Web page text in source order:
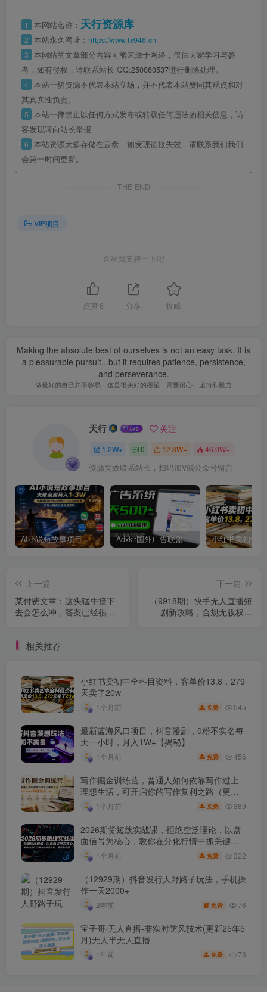
1 本网站名称： 天行资源库
2 本站永久网址： https:/www.tx946.cn
3 本网站的文章部分内容可能来源于网络，仅供大家学习与参
考，如有侵权，请联系站长 QQ:250060537进行删除处理。
4 本站一切资源不代表本站立场，并不代表本站赞同其观点和对
其真实性负责。
5 本站一律禁止以任何方式发布或转载任何违法的相关信息，访
客发现请向站长举报
6 本站资源大多存储在云盘，如发现链接失效，请联系我们我们
会第一时间更新。
THE END
VIP项目
喜欢就支持一下吧
点赞 6 分享 收藏
Making the absolute best of ourselves is not an easy task. It is
a pleasurable pursuit...but it requires patience, persistence,
and perseverance.
做最好的自己并不容易，这是很美好的愿望，需要耐心、坚持和毅力
天行 关注
1.2W+ 0 12.3W+ 46.9W+
资源失效联系站长，扫码加V或公众号留言
AI小说短故事项目，大佬亲测月入1-3W，零基础教你用AI批量产出优质短故事，实现一稿多吃多渠道变现 Adxkit国外广告联盟系统，一天上500+广告，让你的投放更加高效简单！
上一篇
某付费文章：这头猛牛接下
去会怎么冲，答案已经很明
下一篇
（9918期）快手无人直播短
剧新攻略，合规无版权风
相关推荐
小红书卖初中全科目资料，客单价13.8，279
天卖了20w
1个月前 免费 545
最新蓝海风口项目，抖音漫剧，0粉不实名每
天一小时，月入1W+【揭秘】
1个月前 免费 456
写作掘金训练营，普通人如何依靠写作过上
理想生活，可开启你的写作复利之路（更新6
月） 1个月前 免费 389
2026期货短线实战课，拒绝空泛理论，以盘
面信号为核心，教你在分化行情中抓关键品
种、避诱多陷阱
1个月前 免费 322
（12929期）抖音发行人野路子玩法，手机操
作一天2000+
2年前 免费 76
宝子哥·无人直播-非实时防风技术(更新25年5
月)无人半无人直播
1年前 免费 73